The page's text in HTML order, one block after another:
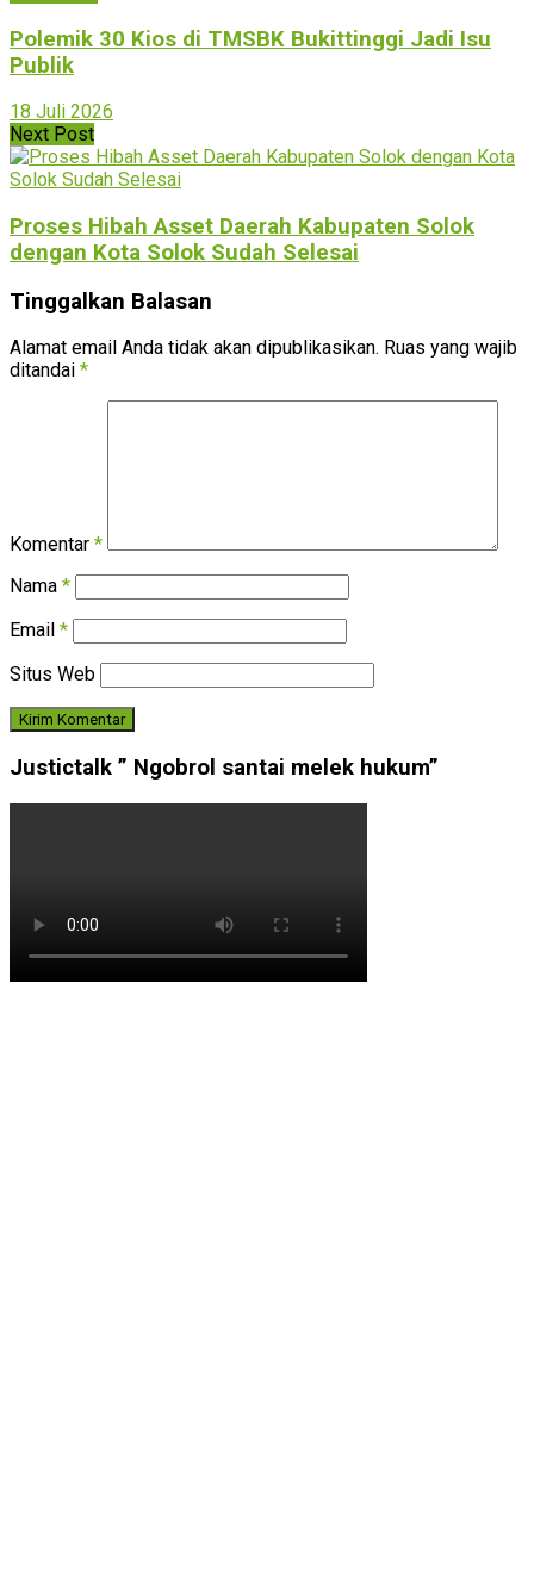
Polemik 30 Kios di TMSBK Bukittinggi Jadi Isu
Publik
18 Juli 2026
Next Post
Proses Hibah Asset Daerah Kabupaten Solok
dengan Kota Solok Sudah Selesai
Tinggalkan Balasan
Alamat email Anda tidak akan dipublikasikan. Ruas yang wajib
ditandai *
Komentar *
Nama *
Email *
Situs Web
Justictalk ” Ngobrol santai melek hukum”